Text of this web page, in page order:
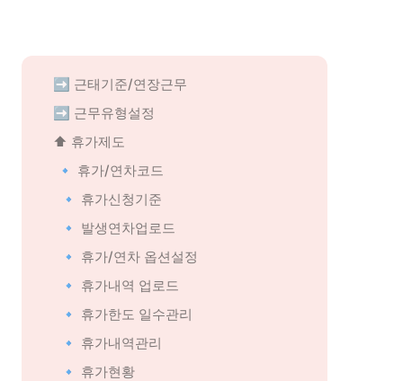
➡️ 근태기준/연장근무
➡️ 근무유형설정
⬆️ 휴가제도
🔹 휴가/연차코드
   🔹 휴가신청기준
   🔹 발생연차업로드
   🔹 휴가/연차 옵션설정
   🔹 휴가내역 업로드
   🔹 휴가한도 일수관리
   🔹 휴가내역관리
   🔹 휴가현황